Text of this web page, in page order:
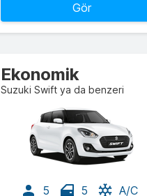
Gör
Ekonomik
Suzuki Swift ya da benzeri
5 5
A/C